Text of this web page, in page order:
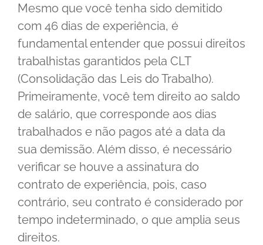
Mesmo que você tenha sido demitido
com 46 dias de experiência, é
fundamental entender que possui direitos
trabalhistas garantidos pela CLT
(Consolidação das Leis do Trabalho).
Primeiramente, você tem direito ao saldo
de salário, que corresponde aos dias
trabalhados e não pagos até a data da
sua demissão. Além disso, é necessário
verificar se houve a assinatura do
contrato de experiência, pois, caso
contrário, seu contrato é considerado por
tempo indeterminado, o que amplia seus
direitos.